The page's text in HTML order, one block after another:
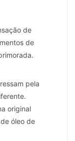
de
de
pela
original
óleo de